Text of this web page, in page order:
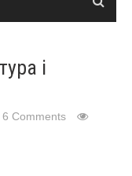
і
6 Comments